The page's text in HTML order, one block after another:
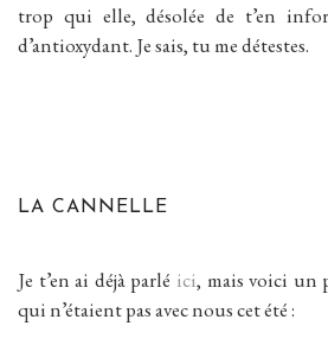
trop qui elle, désolée de t’en
d’antioxydant. Je sais, tu me détestes.
LA CANNELLE
Je t’en ai déjà parlé ici, mais voici un
qui n’étaient pas avec nous cet été :